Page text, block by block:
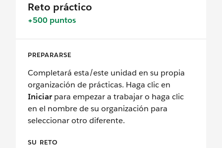
Reto práctico
+500 puntos
PREPARARSE
Completará esta/este unidad en su propia
organización de prácticas. Haga clic en
Iniciarpara empezar a trabajar o haga clic
en el nombre de su organización para
seleccionar otro diferente.
SU RETO